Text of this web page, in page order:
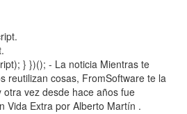
} })(); - La noticia Mientras te
reutilizan cosas, FromSoftware te la
vez desde hace años fue
Vida Extra por Alberto Martín .